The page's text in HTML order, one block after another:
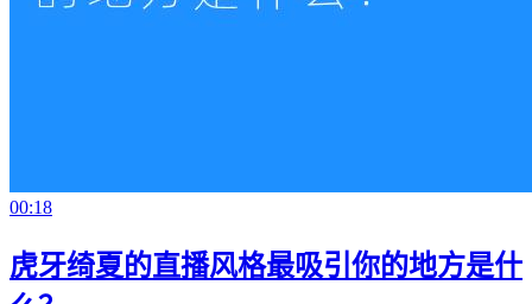
00:18
虎牙绮夏的直播风格最吸引你的地方是什